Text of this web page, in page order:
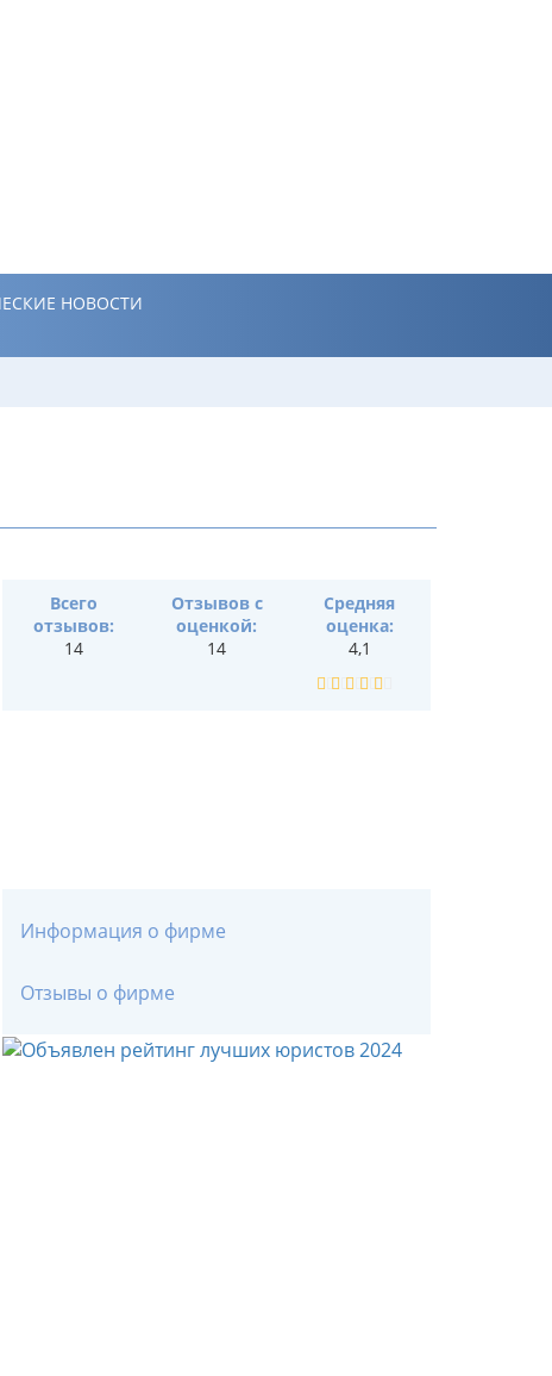
НОВОСТИ
Всего
отзывов:
14
Отзывов с
оценкой:
14
Средняя
оценка:
4,1
Информация о фирме
Отзывы о фирме